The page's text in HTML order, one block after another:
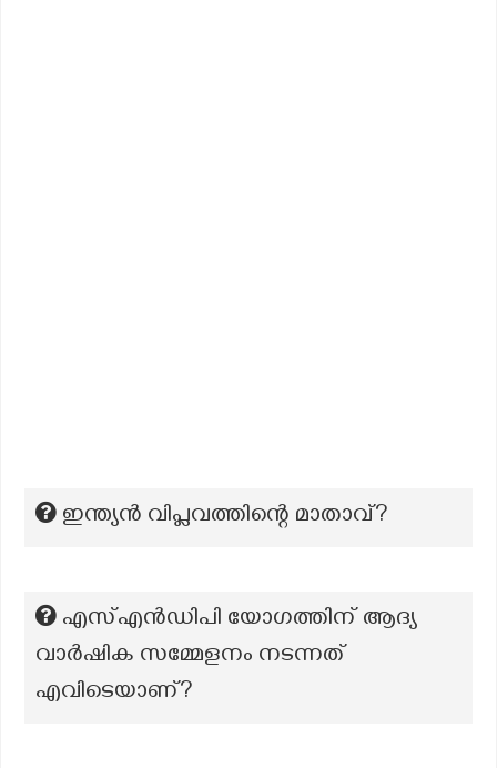
ഇന്ത്യൻ വിപ്ലവത്തിന്റെ മാതാവ്?
എസ്എൻഡിപി യോഗത്തിന് ആദ്യ
വാർഷിക സമ്മേളനം നടന്നത്
എവിടെയാണ്?